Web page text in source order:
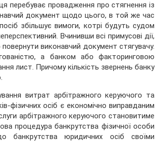
перебуває провадження про стягнення із
документ щодо цього, в той же час
збільшує вимоги, котрі будуть судом
Вчинивши всі примусові дії,
виконавчий документ стягувачу.
а банком або факторинговою
лист. Причому кількість звернень банку
витрат арбітражного керуючого та
фізичних осіб є економічно виправданим
арбітражного керуючого становитиме
процедура банкрутства фізичної особи
банкрутства юридичних осіб своїми